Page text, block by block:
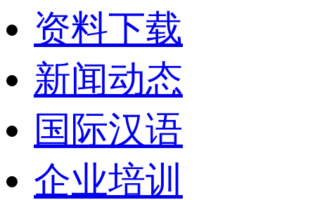
资料下载
新闻动态
国际汉语
企业培训